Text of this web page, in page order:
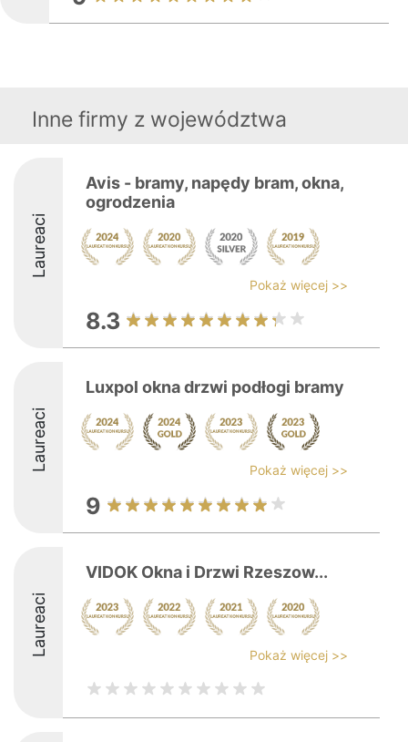
Inne firmy z województwa
Laureaci
Avis - bramy, napędy bram, okna,
ogrodzenia
Pokaż więcej >>
8.3
Laureaci
Luxpol okna drzwi podłogi bramy
Pokaż więcej >>
9
Laureaci
VIDOK Okna i Drzwi Rzeszow...
Pokaż więcej >>